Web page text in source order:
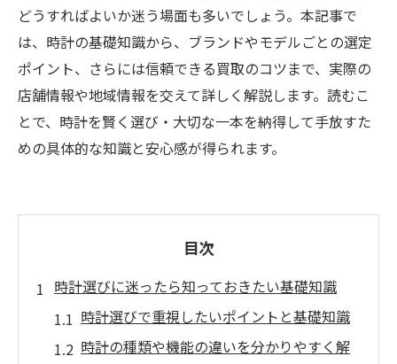
どうすればよいか迷う場面も多いでしょう。本記事で
は、時計の基礎知識から、ブランドやモデルごとの選定
ポイント、さらには信頼できる買取のコツまで、実際の
店舗情報や地域情報を交えて詳しく解説します。読むこ
とで、時計を賢く選び・大切な一本を納得して手放すた
めの具体的な知識と安心感が得られます。
目次
時計選びに迷ったら知っておきたい基礎知識
時計選びで重視したいポイントと基礎知識
時計の種類や機能の違いを分かりやすく解